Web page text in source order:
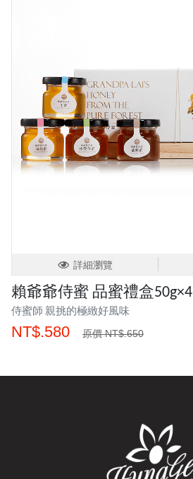
詳細瀏覽
賴爺爺侍蜜 品蜜禮盒50g×4
侍蜜師 親挑的極緻好風味
NT$.580 原價 NT$.650